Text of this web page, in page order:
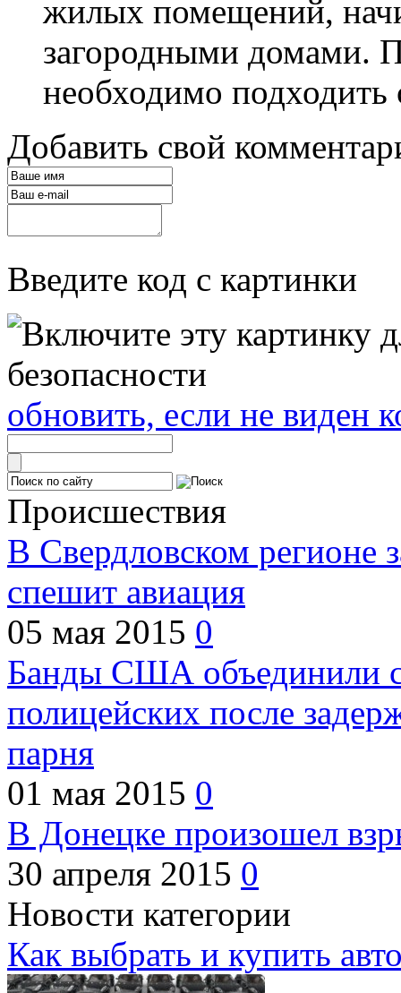
жилых помещений,
загородными домами.
необходимо
Добавить свой
Введите код с картинки
обновить, если не виден
Происшествия
В Свердловском регионе
спешит авиация
05 мая 2015 0
Банды США объединили
полицейских после
парня
01 мая 2015 0
В Донецке произошел
30 апреля 2015 0
Новости категории
Как выбрать и купить